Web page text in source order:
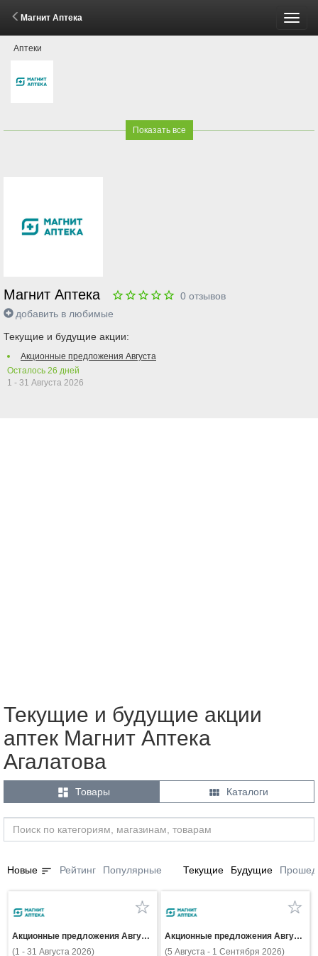
Магнит Аптека
Аптеки
Показать все
Магнит Аптека 0 отзывов
добавить в любимые
Текущие и будущие акции:
Акционные предложения Августа
Осталось 26 дней
1 - 31 Августа 2026
Текущие и будущие акции
аптек Магнит Аптека
Агалатова
 Товары  Каталоги
Новые sort Рейтинг Популярные Текущие Будущие
Акционные предложения Августа
(1 - 31 Августа 2026)
Акционные предложения Августа
(5 Августа - 1 Сентября 2026)